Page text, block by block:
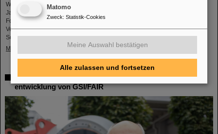
Wissenschaftler*innen aus ganz Deutschland kamen nun auf der DeGBS-
Jahrestagung zusammen, um drei Tage lang neue Ergebnisse aus der
Forschung vorzustellen und zu diskutieren. Organisiert wurde die
Veranstaltung von der Abteilung Biophysik des GSI Helmholtzzentrum für
Schwerionenforschung.
Mehr »
Dr. Ralph Aßmann leitet Beschleunigerbetrieb und -
entwicklung von GSI/FAIR
Matomo
Zweck: Statistik-Cookies
Meine Auswahl bestätigen
Alle zulassen und fortsetzen